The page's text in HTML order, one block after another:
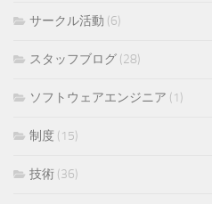
サークル活動 (6)
スタッフブログ (28)
ソフトウェアエンジニア (1)
制度 (15)
技術 (36)